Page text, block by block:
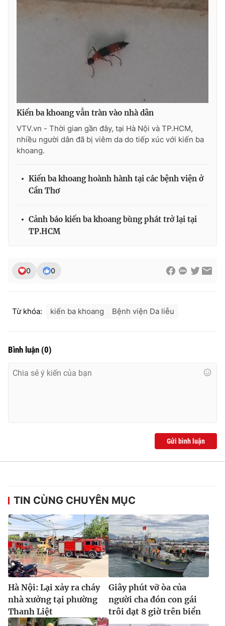
Cơ quan chủ quản:Đài Truyền hình Việt Nam
Cơ quan báo chí:Thời báo VTV
Giấy phép hoạt động báo in và báo điện tử số 483/GP-BTTTT
Tổng Biên tập: Vũ Thanh Thủy
Phó Tổng Biên tập:
Tổng đài VTV:024.38 355 931 - 024.38 355 932
Ðiện thoại Thời báo VTV:
Kiến ba khoang vẫn tràn vào nhà dân
VTV.vn - Thời gian gần đây, tại Hà Nội và TP.HCM,
nhiều người dân đã bị viêm da do tiếp xúc với kiến ba
khoang.
Kiến ba khoang hoành hành tại các bệnh viện ở
Cần Thơ
Cảnh báo kiến ba khoang bùng phát trở lại tại
TP.HCM
0 0
Từ khóa: kiến ba khoang Bệnh viện Da liễu
Bình luận (0)
Gửi bình luận
TIN CÙNG CHUYÊN MỤC
Hà Nội: Lại xảy ra cháy
nhà xưởng tại phường
Thanh Liệt
Giây phút vỡ òa của
người cha đón con gái
trôi dạt 8 giờ trên biển